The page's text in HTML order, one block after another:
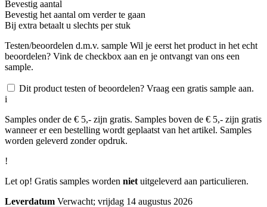
Bevestig aantal
Bevestig het aantal om verder te gaan
Bij extra betaalt u slechts per stuk
Testen/beoordelen d.m.v. sample Wil je eerst het product in het echt
beoordelen? Vink de checkbox aan en je ontvangt van ons een
sample.
Dit product testen of beoordelen? Vraag een gratis sample aan.
i
Samples onder de € 5,- zijn gratis. Samples boven de € 5,- zijn gratis
wanneer er een bestelling wordt geplaatst van het artikel. Samples
worden geleverd zonder opdruk.
!
Let op! Gratis samples worden niet uitgeleverd aan particulieren.
Leverdatum Verwacht; vrijdag 14 augustus 2026